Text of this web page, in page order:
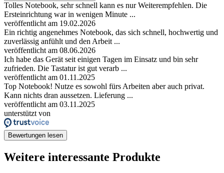
Tolles Notebook, sehr schnell kann es nur Weiterempfehlen. Die
Ersteinrichtung war in wenigen Minute ...
veröffentlicht am 19.02.2026
Ein richtig angenehmes Notebook, das sich schnell, hochwertig und
zuverlässig anfühlt und den Arbeit ...
veröffentlicht am 08.06.2026
Ich habe das Gerät seit einigen Tagen im Einsatz und bin sehr
zufrieden. Die Tastatur ist gut verarb ...
veröffentlicht am 01.11.2025
Top Notebook! Nutze es sowohl fürs Arbeiten aber auch privat.
Kann nichts dran aussetzen. Lieferung ...
veröffentlicht am 03.11.2025
unterstützt von
Bewertungen lesen
Weitere interessante Produkte